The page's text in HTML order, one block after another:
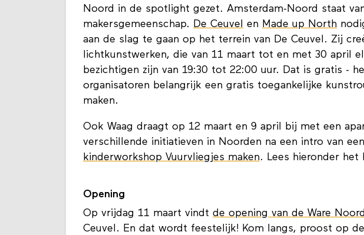
Noord in de spotlight gezet. Amsterdam-Noord staat
makersgemeenschap. De Ceuvel en Made up North
aan de slag te gaan op het terrein van De Ceuvel. Zij
lichtkunstwerken, die van 11 maart tot en met 30 april
bezichtigen zijn van 19:30 tot 22:00 uur. Dat is gratis -
organisatoren belangrijk een gratis toegankelijke
maken.
Ook Waag draagt op 12 maart en 9 april bij met een
verschillende initiatieven in Noorden na een intro van
kinderworkshop Vuurvliegjes maken. Lees hieronder het
Opening
Op vrijdag 11 maart vindt de opening van de Ware
Ceuvel. En dat wordt feestelijk! Kom langs, proost op